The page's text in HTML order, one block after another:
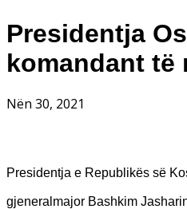
Presidentja
komandant të
Nën 30, 2021
Presidentja e Republikës së
gjeneralmajor Bashkim